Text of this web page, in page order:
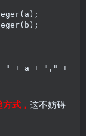
" + a + "," + b);
式， 这不妨碍